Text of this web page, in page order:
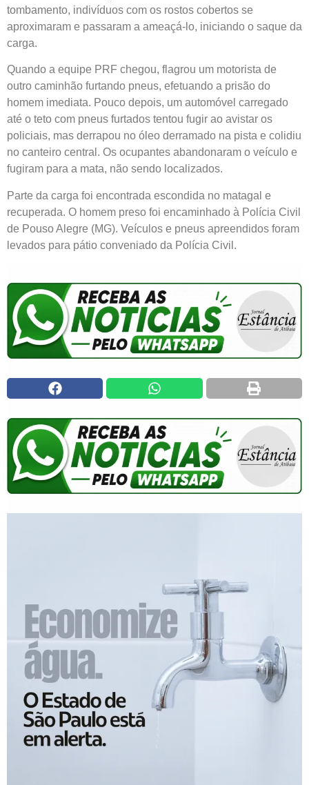
tombamento, indivíduos com os rostos cobertos se
aproximaram e passaram a ameaçá-lo, iniciando o saque da
carga.
Quando a equipe PRF chegou, flagrou um motorista de
outro caminhão furtando pneus, efetuando a prisão do
homem imediata. Pouco depois, um automóvel carregado
até o teto com pneus furtados tentou fugir ao avistar os
policiais, mas derrapou no óleo derramado na pista e colidiu
no canteiro central. Os ocupantes abandonaram o veículo e
fugiram para a mata, não sendo localizados.
Parte da carga foi encontrada escondida no matagal e
recuperada. O homem preso foi encaminhado à Polícia Civil
de Pouso Alegre (MG). Veículos e pneus apreendidos foram
levados para pátio conveniado da Polícia Civil.